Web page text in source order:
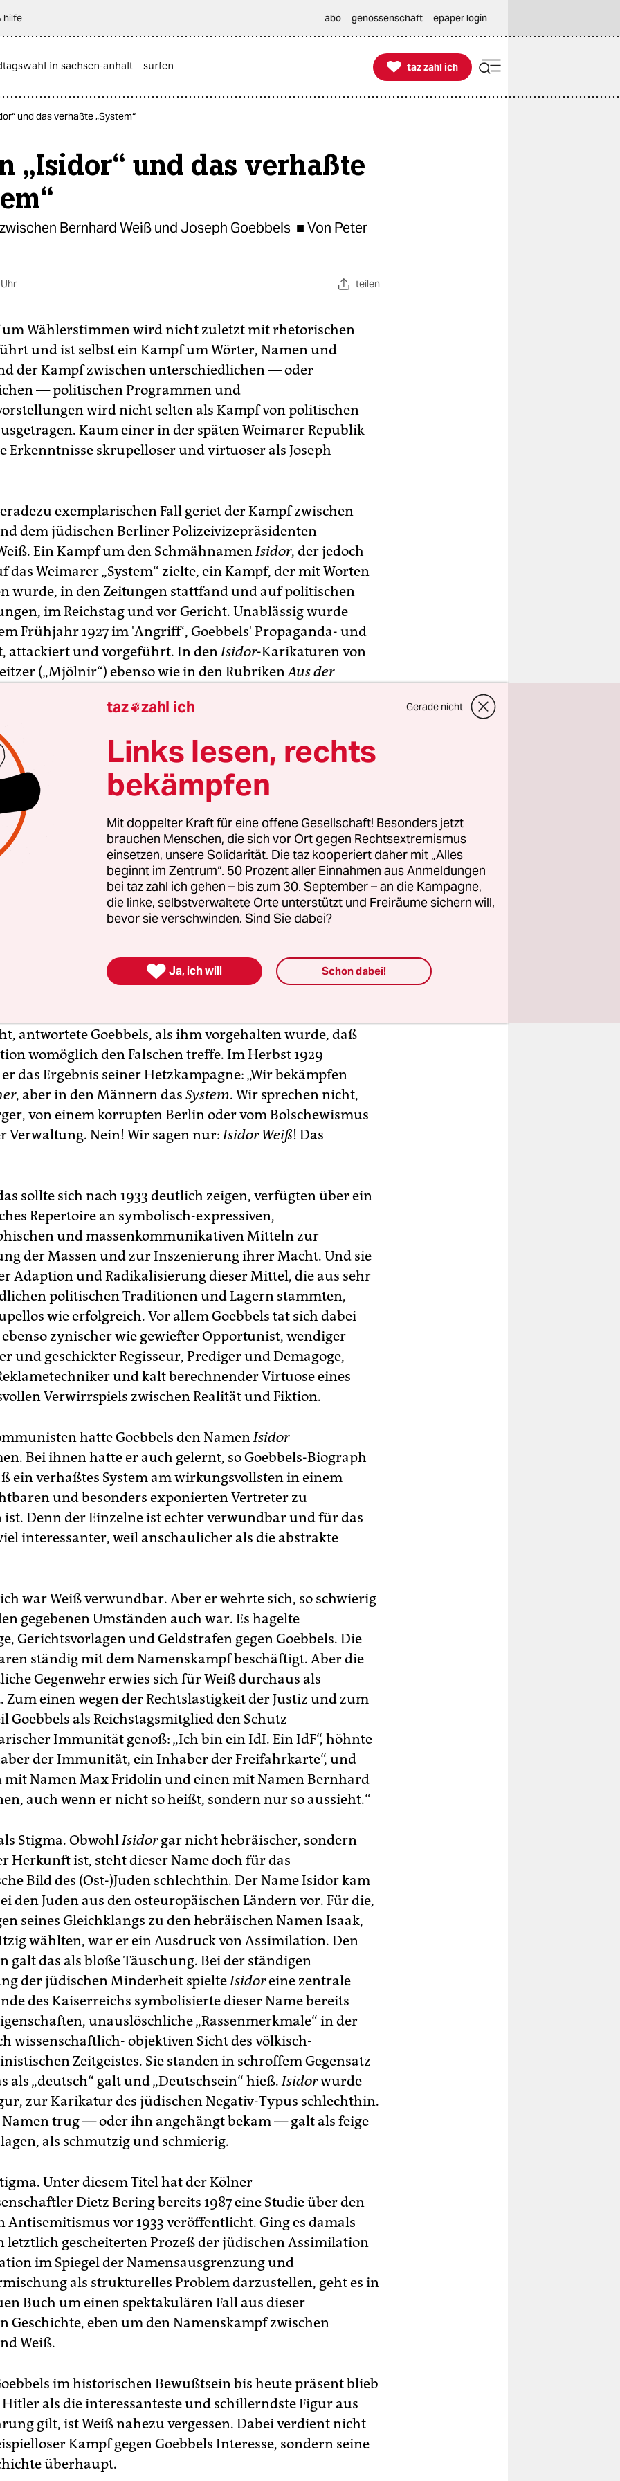
hilfe abo genossenschaft epaper login
in sachsen-anhalt surfen 
taz zahl ich
taz zahl ich
und das verhaßte „System“
„Isidor“ und das verhaßte
Bernhard Weiß und Joseph Goebbels ■ Von Peter
teilen
um Wählerstimmen wird nicht zuletzt mit rhetorischen
und ist selbst ein Kampf um Wörter, Namen und
der Kampf zwischen unterschiedlichen — oder
— politischen Programmen und
wird nicht selten als Kampf von politischen
Kaum einer in der späten Weimarer Republik
Erkenntnisse skrupelloser und virtuoser als Joseph
exemplarischen Fall geriet der Kampf zwischen
dem jüdischen Berliner Polizeivizepräsidenten
Ein Kampf um den SchmähnamenIsidor, der jedoch
das Weimarer „System“ zielte, ein Kampf, der mit Worten
wurde, in den Zeitungen stattfand und auf politischen
im Reichstag und vor Gericht. Unablässig wurde
Frühjahr 1927 im 'Angriff‘, Goebbels' Propaganda- und
attackiert und vorgeführt. In denIsidor-Karikaturen von
(„Mjölnir“) ebenso wie in den RubrikenAus der
Goebbels seine Hetzartikel so: „Hochverehrter Herr
Dr. Bernhard Weiß“, ein anderes Mal so: „Isidor:
keine Person im Sinne des Gesetzbuches.
Typ, ein Geist, ein Gesicht, oder besser gesagt, eine
unterschiedlichen Anredeformen und der ständige
Vornamens hatten Methode. Der richtige Vorname wurde
wie der falsche. Erst dadurch ließ sich erreichen, „daß
das Illegitime und Isidor als das eigentlich Zukommende
wurde. Erst damit stand „Weiß nicht nur als Jude, sondern
Jude da“. Und darauf kam es Goebbels ja gerade an.
zwischen Name, konkreter Person und politischer
verschwimmen, die Weimarer Republik zur
antwortete Goebbels, als ihm vorgehalten wurde, daß
womöglich den Falschen treffe. Im Herbst 1929
das Ergebnis seiner Hetzkampagne: „Wir bekämpfen
, aber in den Männern das System. Wir sprechen nicht,
von einem korrupten Berlin oder vom Bolschewismus
Verwaltung. Nein! Wir sagen nur:Isidor Weiß! Das
sollte sich nach 1933 deutlich zeigen, verfügten über ein
Repertoire an symbolisch-expressiven,
und massenkommunikativen Mitteln zur
der Massen und zur Inszenierung ihrer Macht. Und sie
Adaption und Radikalisierung dieser Mittel, die aus sehr
politischen Traditionen und Lagern stammten,
wie erfolgreich. Vor allem Goebbels tat sich dabei
zynischer wie gewiefter Opportunist, wendiger
und geschickter Regisseur, Prediger und Demagoge,
und kalt berechnender Virtuose eines
Verwirrspiels zwischen Realität und Fiktion.
hatte Goebbels den NamenIsidor
Bei ihnen hatte er auch gelernt, so Goebbels-Biograph
ein verhaßtes System am wirkungsvollsten in einem
und besonders exponierten Vertreter zu
ist. Denn der Einzelne ist echter verwundbar und für das
interessanter, weil anschaulicher als die abstrakte
war Weiß verwundbar. Aber er wehrte sich, so schwierig
gegebenen Umständen auch war. Es hagelte
Gerichtsvorlagen und Geldstrafen gegen Goebbels. Die
ständig mit dem Namenskampf beschäftigt. Aber die
Gegenwehr erwies sich für Weiß durchaus als
Zum einen wegen der Rechtslastigkeit der Justiz und zum
Goebbels als Reichstagsmitglied den Schutz
Immunität genoß: „Ich bin ein IdI. Ein IdF“, höhnte
der Immunität, ein Inhaber der Freifahrkarte“, und
mit Namen Max Fridolin und einen mit Namen Bernhard
auch wenn er nicht so heißt, sondern nur so aussieht.“
Stigma. ObwohlIsidorgar nicht hebräischer, sondern
Herkunft ist, steht dieser Name doch für das
Bild des (Ost-)Juden schlechthin. Der Name Isidor kam
den Juden aus den osteuropäischen Ländern vor. Für die,
seines Gleichklangs zu den hebräischen Namen Isaak,
wählten, war er ein Ausdruck von Assimilation. Den
galt das als bloße Täuschung. Bei der ständigen
der jüdischen Minderheit spielteIsidoreine zentrale
des Kaiserreichs symbolisierte dieser Name bereits
unauslöschliche „Rassenmerkmale“ in der
wissenschaftlich- objektiven Sicht des völkisch-
Zeitgeistes. Sie standen in schroffem Gegensatz
als „deutsch“ galt und „Deutschsein“ hieß.Isidorwurde
zur Karikatur des jüdischen Negativ-Typus schlechthin.
Namen trug — oder ihn angehängt bekam — galt als feige
als schmutzig und schmierig.
Unter diesem Titel hat der Kölner
Dietz Bering bereits 1987 eine Studie über den
Antisemitismus vor 1933 veröffentlicht. Ging es damals
letztlich gescheiterten Prozeß der jüdischen Assimilation
im Spiegel der Namensausgrenzung und
als strukturelles Problem darzustellen, geht es in
Buch um einen spektakulären Fall aus dieser
Geschichte, eben um den Namenskampf zwischen
Weiß.
im historischen Bewußtsein bis heute präsent blieb
als die interessanteste und schillerndste Figur aus
gilt, ist Weiß nahezu vergessen. Dabei verdient nicht
Kampf gegen Goebbels Interesse, sondern seine
überhaupt.
taz zahl ich Gerade nicht
Links lesen, rechts
bekämpfen
Mit doppelter Kraft für eine offene Gesellschaft! Besonders jetzt
brauchen Menschen, die sich vor Ort gegen Rechtsextremismus
einsetzen, unsere Solidarität. Die taz kooperiert daher mit „Alles
beginnt im Zentrum“. 50 Prozent aller Einnahmen aus Anmeldungen
bei taz zahl ich gehen – bis zum 30. September – an die Kampagne,
die linke, selbstverwaltete Orte unterstützt und Freiräume sichern will,
bevor sie verschwinden. Sind Sie dabei?
 Ja, ich will Schon dabei!